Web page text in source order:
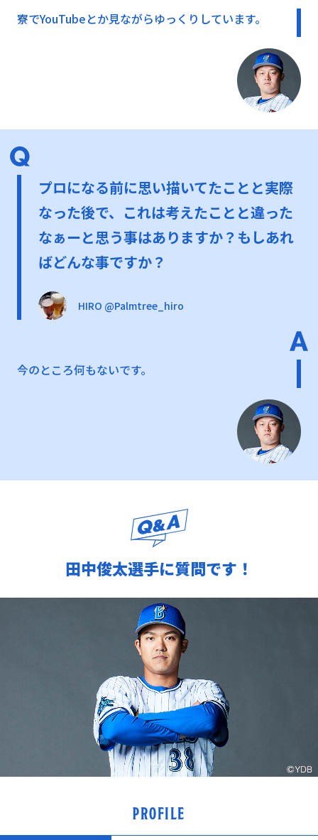
寮でYouTubeとか見ながらゆっくりしています。
プロになる前に思い描いてたことと実際
なった後で、これは考えたことと違った
なぁーと思う事はありますか？もしあれ
ばどんな事ですか？
HIRO @Palmtree_hiro
今のところ何もないです。
田中俊太選手に質問です！
PROFILE